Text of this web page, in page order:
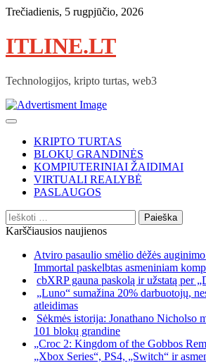
Skip
content
Trečiadienis, 5 rugpjūčio, 2026
ITLINE.LT
Technologijos, kripto turtas, web3
KRIPTO TURTAS
BLOKŲ GRANDINĖS
KOMPIUTERINIAI ŽAIDIMAI
VIRTUALI REALYBĖ
PASLAUGOS
Ieškoti:
Karščiausios naujienos
Atviro pasaulio smėlio dėžės
Immortal paskelbtas asmeniniam
cbXRP gauna paskolą ir užstatą per
„Luno“ sumažina 20% darbuotojų,
atleidimas
Sėkmės istorija: Jonathano Nicholso
101 blokų grandine
„Croc 2: Kingdom of the Gobbos
„Xbox Series“, PS4, „Switch“ ir